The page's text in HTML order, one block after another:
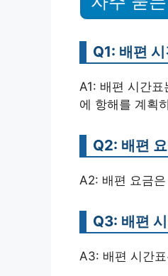
Q1: 배편
A1: 배편 시간
에 항해를 계획
Q2: 배편
A2: 배편 요금
Q3: 배편
A3: 배편 시간